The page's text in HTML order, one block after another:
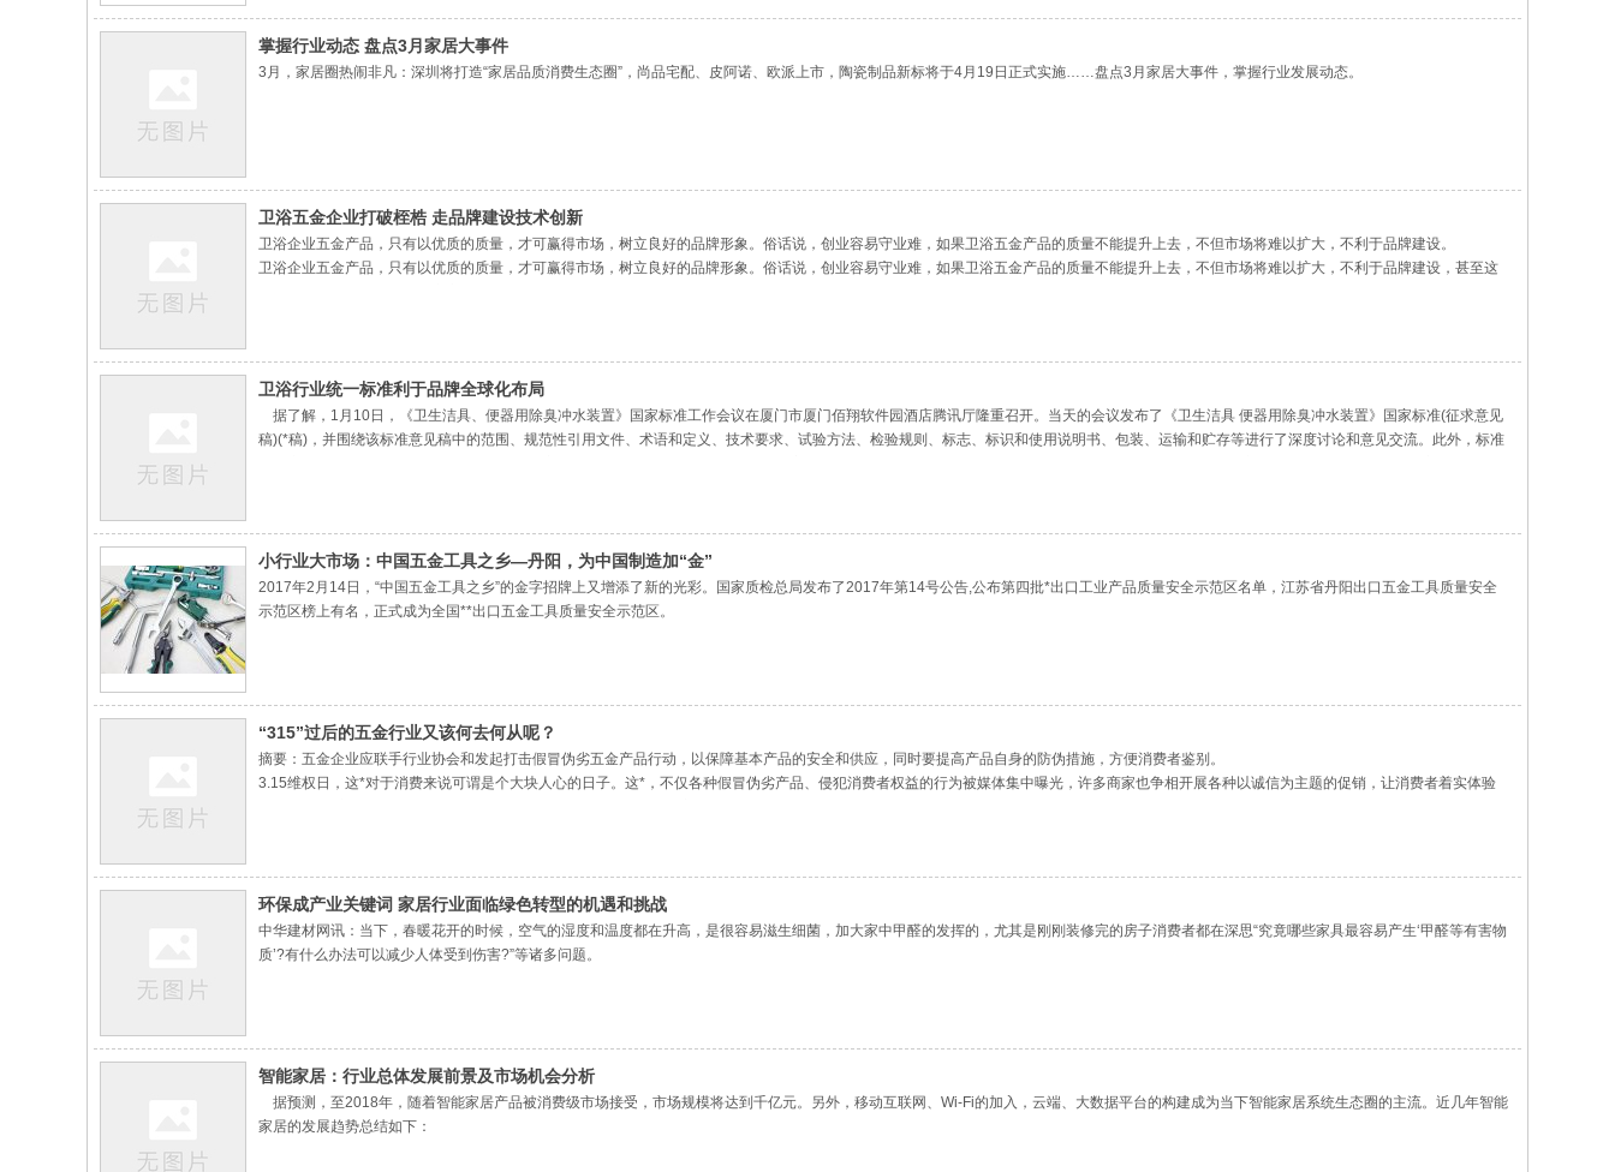
公司成立之初致力于开发、研制、生产及销售绿色环保管材产品，十分重视产品的高科技投入。时刻紧跟国外塑料管道先进技术的步伐，通过引进、学习、消化和吸收先进技术，提高整个企业的市
场竞争能力。公司引进具有国际先进水平的挤出生产线和注塑设备及检测设备。创造了独特的企业文化以及独特的企业理念，坚持务实诚信、守法经营，专业专注，诚信为本。并且公司现已通过
ISO9001、ISO14001 、OHS18001三大体系认证及中国产品环境标志认证。
电力系列：CPVC高压电力电缆护套管、非开挖MPP电力电缆
掌握行业动态 盘点3月家居大事件
3月，家居圈热闹非凡：深圳将打造“家居品质消费生态圈”，尚品宅配、皮阿诺、欧派上市，陶瓷制品新标将于4月19日正式实施……盘点3月家居大事件，掌握行业发展动态。
卫浴五金企业打破桎梏 走品牌建设技术创新
卫浴企业五金产品，只有以优质的质量，才可赢得市场，树立良好的品牌形象。俗话说，创业容易守业难，如果卫浴五金产品的质量不能提升上去，不但市场将难以扩大，不利于品牌建设。
卫浴企业五金产品，只有以优质的质量，才可赢得市场，树立良好的品牌形象。俗话说，创业容易守业难，如果卫浴五金产品的质量不能提升上去，不但市场将难以扩大，不利于品牌建设，甚至这
卫浴行业统一标准利于品牌全球化布局
据了解，1月10日，《卫生洁具、便器用除臭冲水装置》国家标准工作会议在厦门市厦门佰翔软件园酒店腾讯厅隆重召开。当天的会议发布了《卫生洁具 便器用除臭冲水装置》国家标准(征求意见
稿)(*稿)，并围绕该标准意见稿中的范围、规范性引用文件、术语和定义、技术要求、试验方法、检验规则、标志、标识和使用说明书、包装、运输和贮存等进行了深度讨论和意见交流。此外，标准
小行业大市场：中国五金工具之乡—丹阳，为中国制造加“金”
2017年2月14日，“中国五金工具之乡”的金字招牌上又增添了新的光彩。国家质检总局发布了2017年第14号公告,公布第四批*出口工业产品质量安全示范区名单，江苏省丹阳出口五金工具质量安全
示范区榜上有名，正式成为全国**出口五金工具质量安全示范区。
“315”过后的五金行业又该何去何从呢？
摘要：五金企业应联手行业协会和发起打击假冒伪劣五金产品行动，以保障基本产品的安全和供应，同时要提高产品自身的防伪措施，方便消费者鉴别。
3.15维权日，这*对于消费来说可谓是个大块人心的日子。这*，不仅各种假冒伪劣产品、侵犯消费者权益的行为被媒体集中曝光，许多商家也争相开展各种以诚信为主题的促销，让消费者着实体验
环保成产业关键词 家居行业面临绿色转型的机遇和挑战
中华建材网讯：当下，春暖花开的时候，空气的湿度和温度都在升高，是很容易滋生细菌，加大家中甲醛的发挥的，尤其是刚刚装修完的房子消费者都在深思“究竟哪些家具最容易产生‘甲醛等有害物
质’?有什么办法可以减少人体受到伤害?”等诸多问题。
智能家居：行业总体发展前景及市场机会分析
据预测，至2018年，随着智能家居产品被消费级市场接受，市场规模将达到千亿元。另外，移动互联网、Wi-Fi的加入，云端、大数据平台的构建成为当下智能家居系统生态圈的主流。近几年智能
家居的发展趋势总结如下：